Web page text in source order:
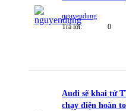
nguyendung
Trả lời:
0
Audi sẽ khai tử
chạy điện hoàn